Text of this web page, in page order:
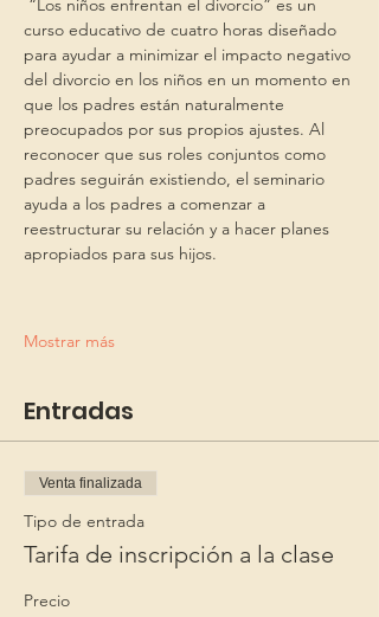
curso educativo de cuatro horas diseñado
para ayudar a minimizar el impacto negativo
del divorcio en los niños en un momento en
que los padres están naturalmente
preocupados por sus propios ajustes. Al
reconocer que sus roles conjuntos como
padres seguirán existiendo, el seminario
ayuda a los padres a comenzar a
reestructurar su relación y a hacer planes
apropiados para sus hijos.
Mostrar más
Entradas
Venta finalizada
Tipo de entrada
Tarifa de inscripción a la clase
Precio